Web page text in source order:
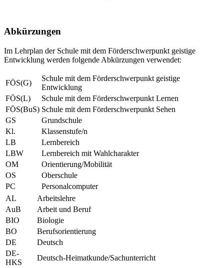
Abkürzungen
Im Lehrplan der Schule mit dem Förderschwerpunkt geistige
Entwicklung werden folgende Abkürzungen verwendet:
FÖS(G)
Schule mit dem Förderschwerpunkt geistige
Entwicklung
FÖS(L)
Schule mit dem Förderschwerpunkt Lernen
FÖS(BuS) Schule mit dem Förderschwerpunkt Sehen
GS
Grundschule
Kl.
Klassenstufe/n
LB
Lernbereich
LBW
Lernbereich mit Wahlcharakter
OM
Orientierung/Mobilität
OS
Oberschule
PC
Personalcomputer
AL
Arbeitslehre
AuB
Arbeit und Beruf
BIO
Biologie
BO
Berufsorientierung
DE
Deutsch
DE-
HKS
Deutsch-Heimatkunde/Sachunterricht